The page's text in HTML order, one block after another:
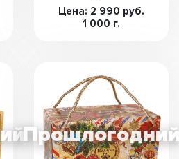
Цена: 2 990 руб.
1 000 г.